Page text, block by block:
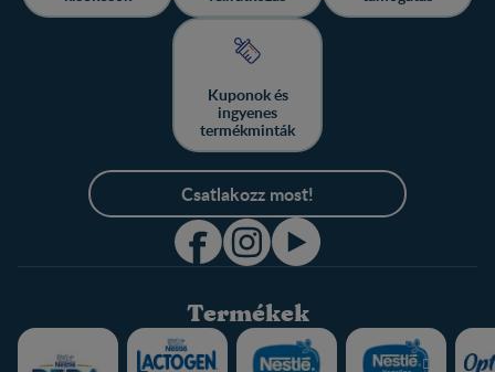
Kuponok és
ingyenes
termékminták
Csatlakozz most!
Termékek